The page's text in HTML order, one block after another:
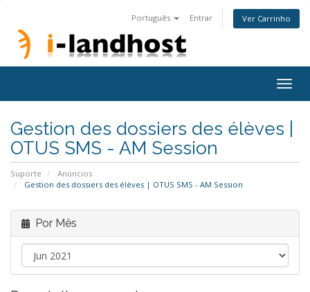
Português Entrar Ver Carrinho
Gestion des dossiers des élèves |
OTUS SMS - AM Session
Suporte
Anúncios
Gestion des dossiers des élèves | OTUS SMS - AM Session
Por Mês